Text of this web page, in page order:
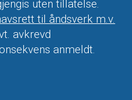
uten tillatelse.
til åndsverk m.v.
avkrevd
anmeldt.